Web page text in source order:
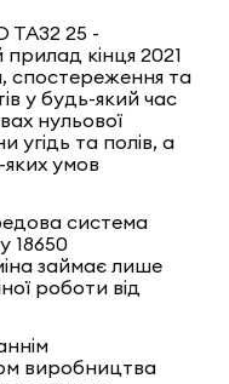
TA32 25 -
кінця 2021
спостереження та
у будь-який час
нульової
угідь та полів, а
умов
система
18650
займає лише
роботи від
виробництва